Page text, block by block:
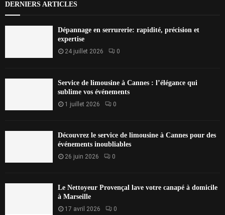
DERNIERS ARTICLES
Dépannage en serrurerie: rapidité, précision et
expertise
24 juillet 2026 0
Service de limousine à Cannes : l’élégance qui
sublime vos événements
1 juillet 2026 0
Découvrez le service de limousine à Cannes pour des
événements inoubliables
26 juin 2026 0
Le Nettoyeur Provençal lave votre canapé à domicile
à Marseille
17 avril 2026 0